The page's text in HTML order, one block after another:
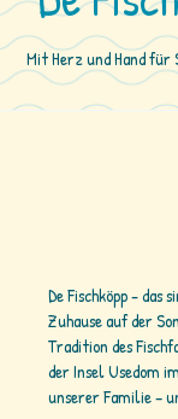
Mit Herz und Hand für
De Fischköpp - das
Zuhause auf der
Tradition des
der Insel Usedom
unserer Familie –